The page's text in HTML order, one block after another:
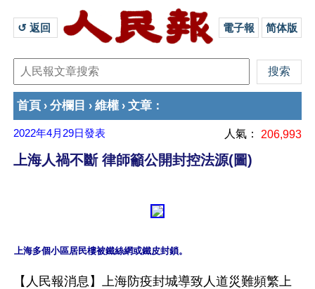
↺ 返回 電子報 简体版
首頁 › 分欄目 › 維權 › 文章 ：
2022年4月29日發表 人氣： 206,993
上海人禍不斷 律師籲公開封控法源(圖)
【人民報消息】上海防疫封城導致人道災難頻繁上